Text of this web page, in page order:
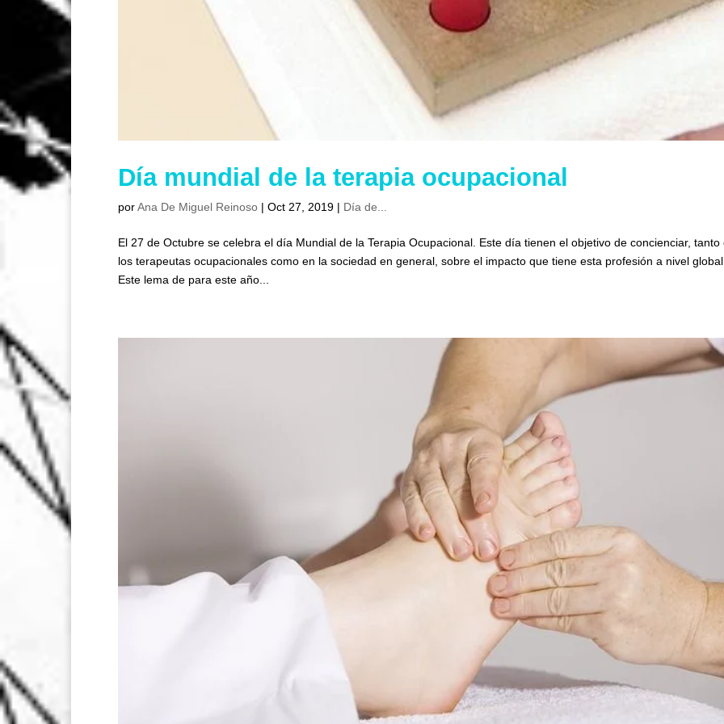
Día mundial de la terapia ocupacional
porAna De Miguel Reinoso |Oct 27, 2019 | Día de...
El 27 de Octubre se celebra el día Mundial de la Terapia Ocupacional. Este día tienen el objetivo de concienciar, tanto
los terapeutas ocupacionales como en la sociedad en general, sobre el impacto que tiene esta profesión a nivel
Este lema de para este año...